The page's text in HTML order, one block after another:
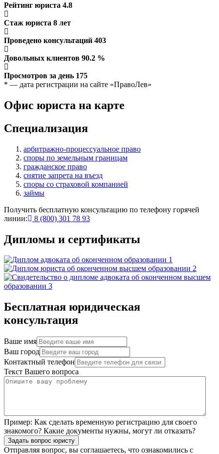
Рейтинг юриста 4.8
Стаж юриста 8 лет
Проведено консультаций 403
Довольных клиентов 90.2 %
Просмотров за день 175
* — дата регистрации на сайте «ПравоЛев»
Офис юриста на карте
Специализация
арбитражно-процессуальное право
споры по земельным границам
гражданское право
снятие запрета на въезд
споры со страховой компанией
займы
Получить бесплатную консультацию по телефону горячей
линии:
8 (800) 301 78 93
Дипломы и сертификаты
Бесплатная юридическая
консультация
Ваше имя
Ваш город
Контактный телефон
Текст Вашего вопроса
Пример: Как сделать временную регистрацию для своего
знакомого? Какие документы нужны, могут ли отказать?
Задать вопрос юристу
Отправляя вопрос, вы соглашаетесь, что ознакомились с